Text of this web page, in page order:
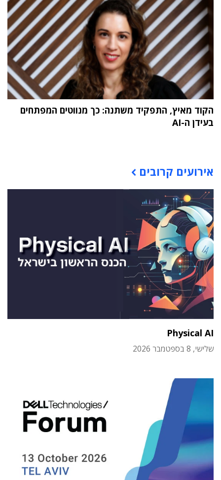
הקוד מאיץ, התפקיד משתנה: כך מנווטים המפתחים
בעידן ה-AI
אירועים קרובים
Physical AI
שלישי, 8 בספטמבר 2026